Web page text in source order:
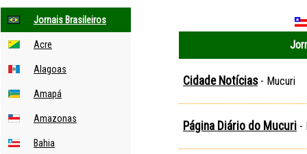
Jornais Brasileiros
Acre
Alagoas
Amapá
Amazonas
Bahia
Cidade Notícias- Mucuri
Página Diário do Mucuri -